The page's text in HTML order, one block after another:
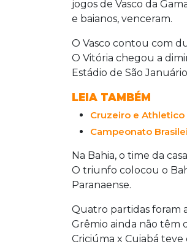
jogos de Vasco da
e baianos, venceram.
O Vasco contou com
O Vitória chegou a
Estádio de São
LEIA TAMBÉM
Cruzeiro e
Campeonato
Na Bahia, o time da
O triunfo colocou o
Paranaense.
Quatro partidas foram
Grêmio ainda não têm
Criciúma x Cuiabá